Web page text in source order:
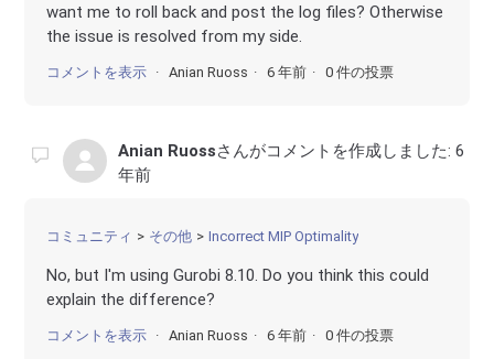
want me to roll back and post the log files? Otherwise
the issue is resolved from my side.
コメントを表示 Anian Ruoss 6 年前 0 件の投票
Anian Ruossさんがコメントを作成しました:6
年前
コミュニティ その他 Incorrect MIP Optimality
No, but I'm using Gurobi 8.10. Do you think this could
explain the difference?
コメントを表示 Anian Ruoss 6 年前 0 件の投票